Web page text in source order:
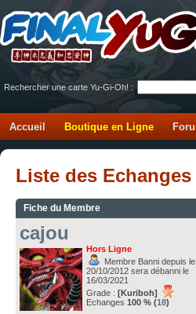
Rechercher une carte Yu-Gi-Oh! :
Accueil Boutique en Ligne
Liste des Echanges
Fiche du Membre
cajou
Hors Ligne
Membre Banni depuis le
20/10/2012 sera débanni le
16/03/2021
Grade : [Kuriboh]
Echanges 100 % (18)